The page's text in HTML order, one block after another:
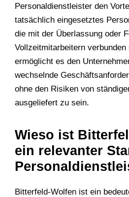
Personaldienstleister den
tatsächlich eingesetztes
die mit der Überlassung oder
Vollzeitmitarbeitern verbunden
ermöglicht es den
wechselnde
ohne den Risiken von
ausgeliefert zu sein.
Wieso ist
ein relevanter
Bitterfeld-Wolfen ist ein